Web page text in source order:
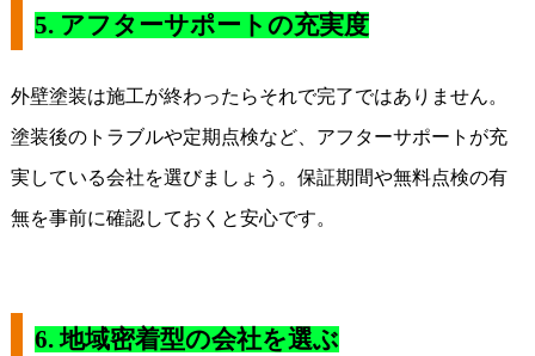
5. アフターサポートの充実度
外壁塗装は施工が終わったらそれで完了ではありません。
塗装後のトラブルや定期点検など、アフターサポートが充
実している会社を選びましょう。保証期間や無料点検の有
無を事前に確認しておくと安心です。
6.地域密着型の会社を選ぶ